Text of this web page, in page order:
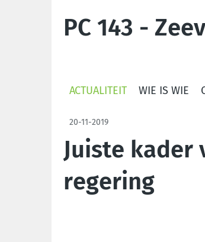
PC 143 -
ACTUALITEIT WIE IS WIE
20-11-2019
Juiste kader
regering